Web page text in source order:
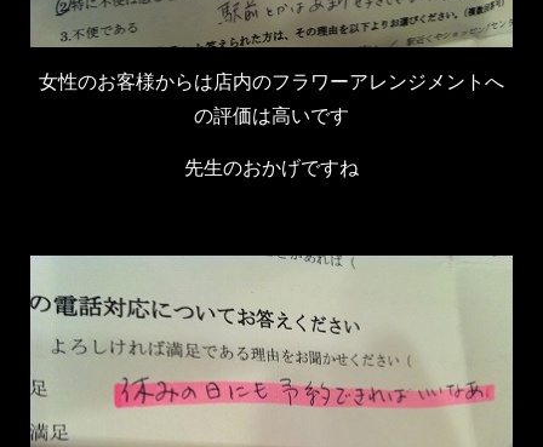
女性のお客様からは店内のフラワーアレンジメントへ
の評価は高いです
先生のおかげですね